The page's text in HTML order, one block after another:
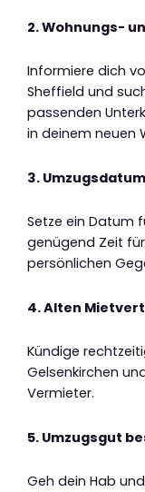
2. Wohnungs-
Informiere dich
Sheffield und
passenden
in deinem neuen
3.
Setze ein Datum
genügend Zeit
persönlichen
4. Alten
Kündige
Gelsenkirchen
Vermieter.
5. Umzugsgut
Geh dein Hab